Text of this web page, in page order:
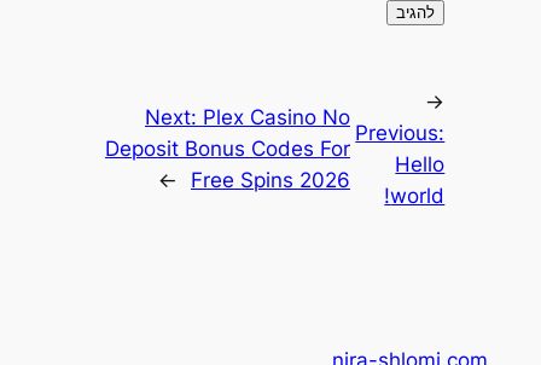
←
Previous:
Hello
world!
Next: Plex Casino No
Deposit Bonus Codes For
Free Spins 2026
→